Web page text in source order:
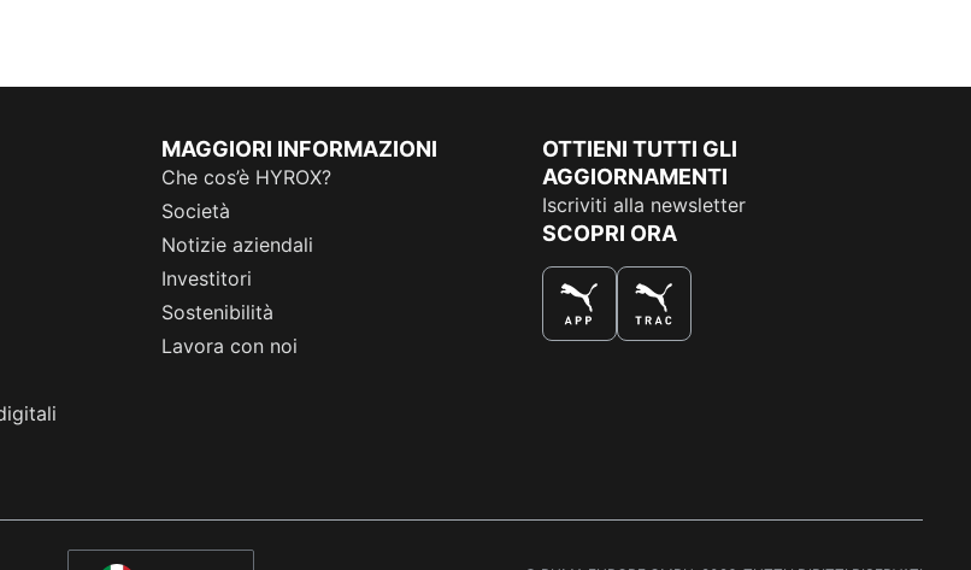
MAGGIORI INFORMAZIONI
Che cos’è HYROX?
Società
Notizie aziendali
Investitori
Sostenibilità
Lavora con noi
OTTIENI TUTTI GLI
AGGIORNAMENTI
Iscriviti alla newsletter
SCOPRI ORA